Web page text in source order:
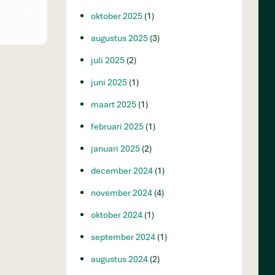
oktober 2025 (1)
augustus 2025 (3)
juli 2025 (2)
juni 2025 (1)
maart 2025 (1)
februari 2025 (1)
januari 2025 (2)
december 2024 (1)
november 2024 (4)
oktober 2024 (1)
september 2024 (1)
augustus 2024 (2)